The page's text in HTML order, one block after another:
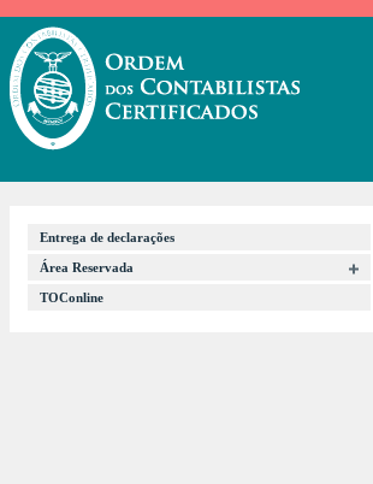
Entrega de declarações
Área Reservada
TOConline